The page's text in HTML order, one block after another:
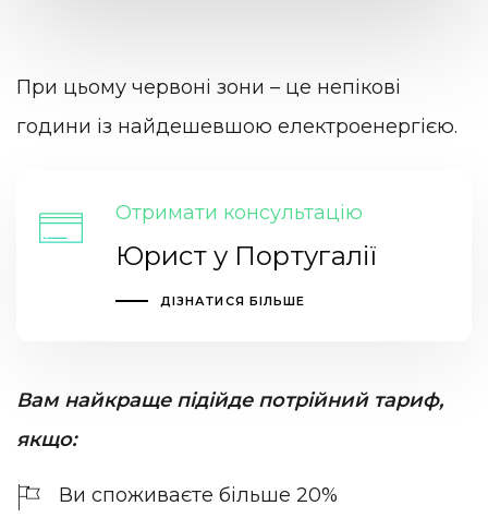
При цьому червоні зони – це непікові
години із найдешевшою електроенергією.
Отримати консультацію
Юрист у Португалії
ДІЗНАТИСЯ БІЛЬШЕ
Вам найкраще підійде потрійний тариф,
якщо:
Ви споживаєте більше 20%